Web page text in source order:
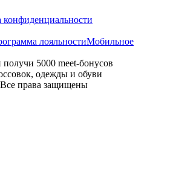
лояльностиМобильное
5000 meet-бонусов
одежды и обуви
права защищены